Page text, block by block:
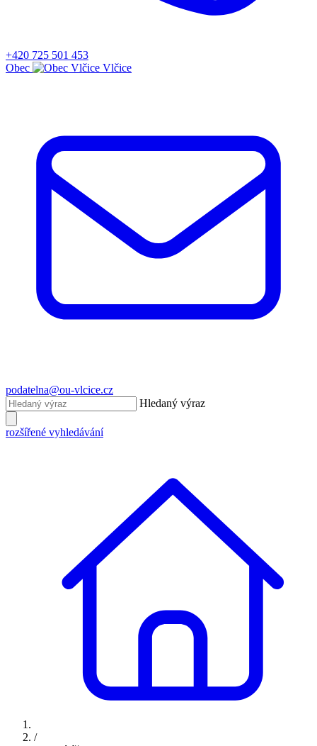
+420 725 501 453
Obec
Vlčice
podatelna@ou-vlcice.cz
Hledaný výraz
rozšířené vyhledávání
/